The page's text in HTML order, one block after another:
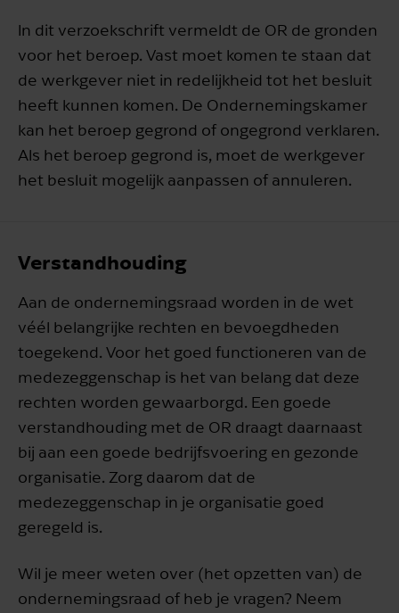
In dit verzoekschrift vermeldt de OR de gronden
voor het beroep. Vast moet komen te staan dat
de werkgever niet in redelijkheid tot het besluit
heeft kunnen komen. De Ondernemingskamer
kan het beroep gegrond of ongegrond verklaren.
Als het beroep gegrond is, moet de werkgever
het besluit mogelijk aanpassen of annuleren.
Verstandhouding
Aan de ondernemingsraad worden in de wet
véél belangrijke rechten en bevoegdheden
toegekend. Voor het goed functioneren van de
medezeggenschap is het van belang dat deze
rechten worden gewaarborgd. Een goede
verstandhouding met de OR draagt daarnaast
bij aan een goede bedrijfsvoering en gezonde
organisatie. Zorg daarom dat de
medezeggenschap in je organisatie goed
geregeld is.
Wil je meer weten over (het opzetten van) de
ondernemingsraad of heb je vragen? Neem